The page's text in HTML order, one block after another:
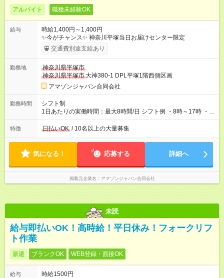
アルバイト 職種未経験OK
給与
時給1,400円～1,400円
✨今がチャンス✨ 神奈川平塚当日お届けセンター限定
交通費別途支給あり
勤務地
神奈川県平塚市
神奈川県平塚市 大神380-1 DPL平塚1階西側区画
アマゾンジャパン合同会社
勤務時間
シフト制
1日あたりの実働時間：最大8時間/日 シフト例 ・8時～17時 ・
12時～21時
特徴 日払いOK / 10名以上の大量募集
気になる！ 応募する 詳細へ
掲載元企業名 アマゾンジャパン合同会社
未読
給与即払いOK！高時給！平日休み！フォークリフ
ト作業
派遣 ブランクOK WEB登録・面接OK
給与
時給1500円